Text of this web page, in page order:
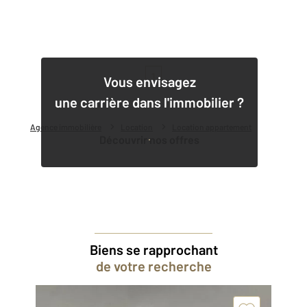
Agence immobilière
Vous envisagez
une carrière dans l'immobilier ?
Découvrir nos offres
1
Biens se rapprochant
de votre recherche